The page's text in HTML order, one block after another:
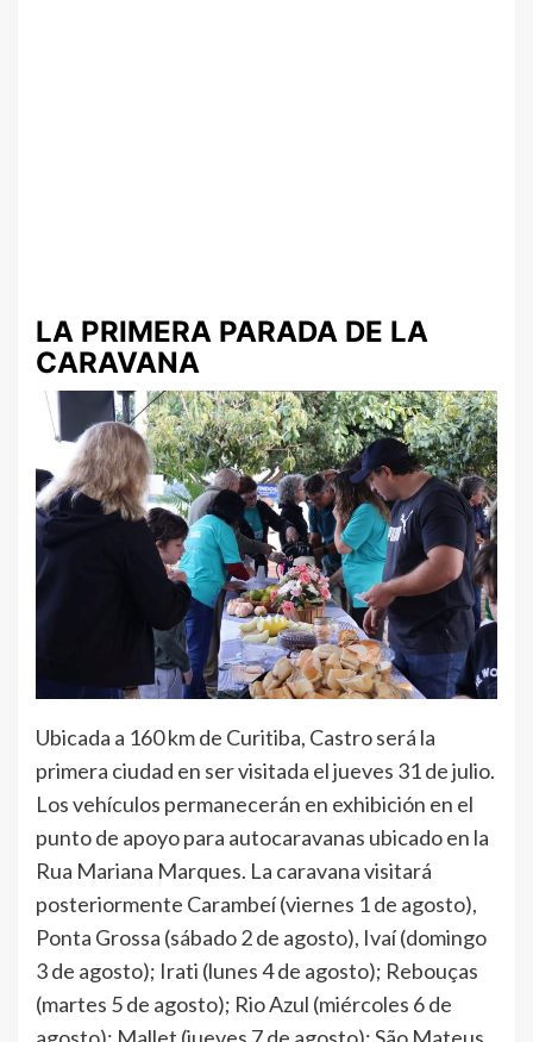
LA PRIMERA PARADA DE LA
CARAVANA
Ubicada a 160 km de Curitiba, Castro será la
primera ciudad en ser visitada el jueves 31 de julio.
Los vehículos permanecerán en exhibición en el
punto de apoyo para autocaravanas ubicado en la
Rua Mariana Marques. La caravana visitará
posteriormente Carambeí (viernes 1 de agosto),
Ponta Grossa (sábado 2 de agosto), Ivaí (domingo
3 de agosto); Irati (lunes 4 de agosto); Rebouças
(martes 5 de agosto); Rio Azul (miércoles 6 de